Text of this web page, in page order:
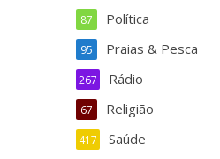
Política
87
Praias & Pesca
95
Rádio
267
Religião
67
Saúde
417